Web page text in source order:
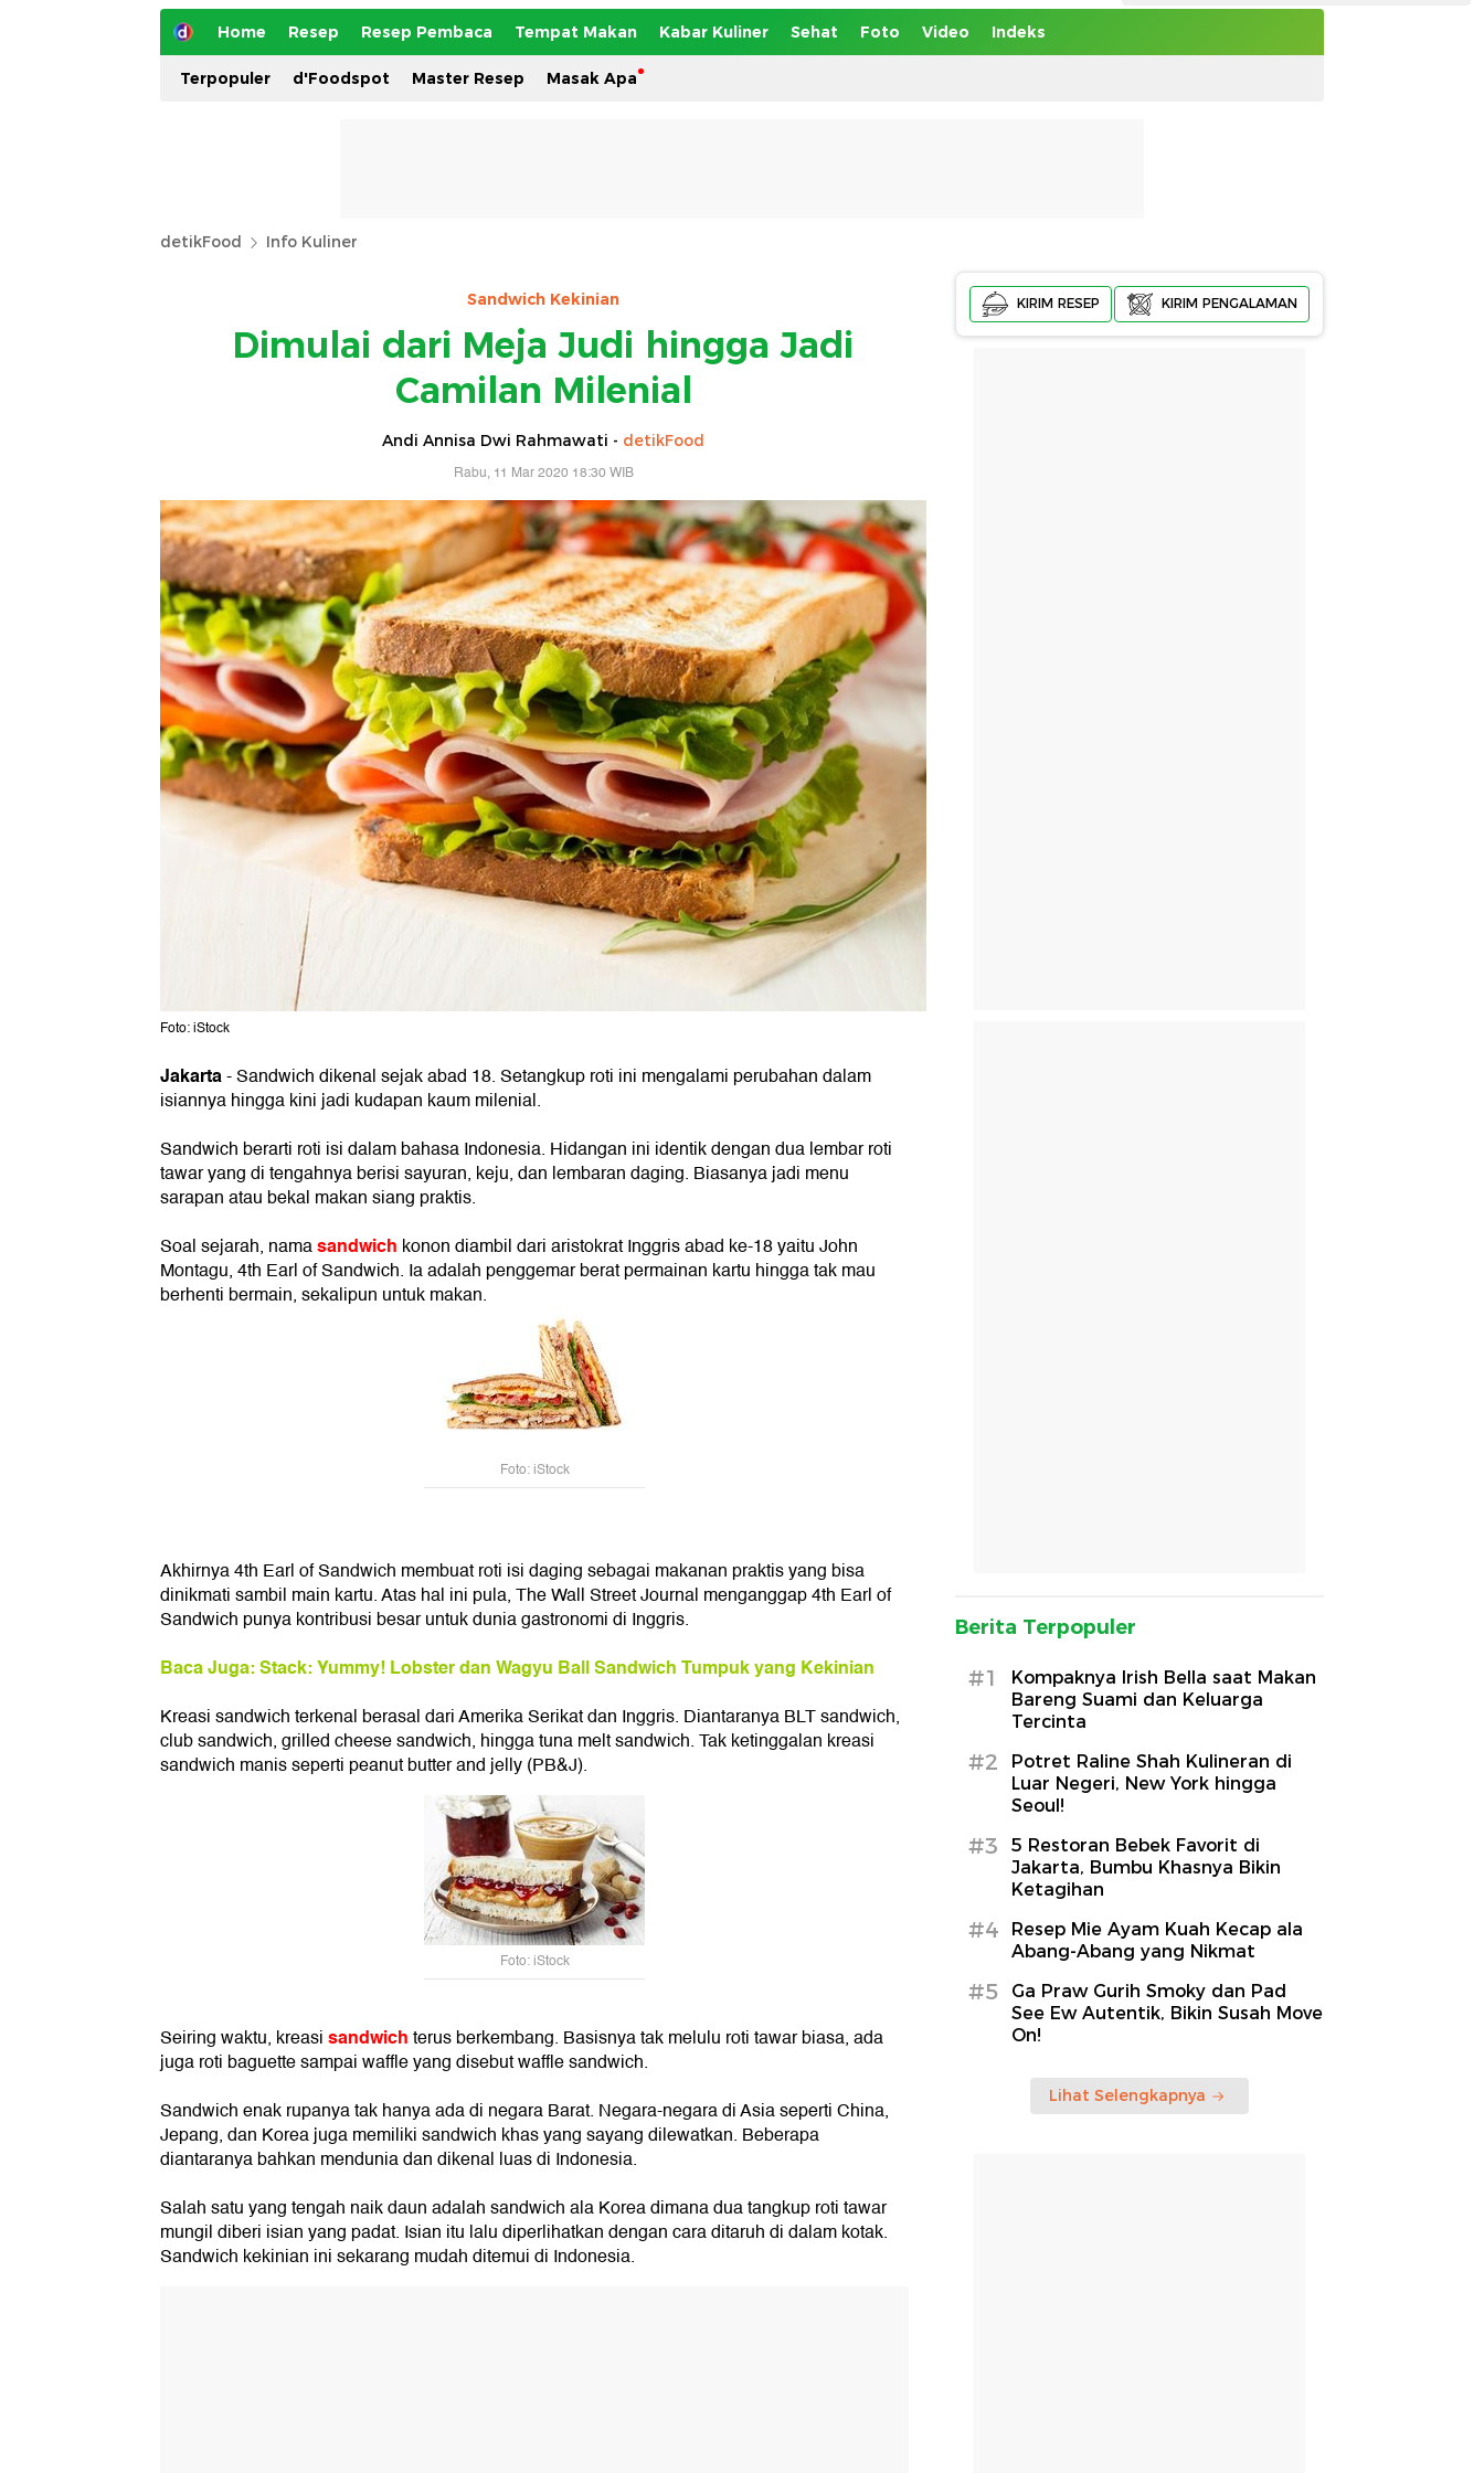
Home Resep Resep Pembaca Tempat Makan Kabar Kuliner Sehat Foto Video Indeks
Terpopuler d'Foodspot Master Resep Masak Apa
detikFood Info Kuliner
Sandwich Kekinian
Dimulai dari Meja Judi hingga Jadi
Camilan Milenial
Andi Annisa Dwi Rahmawati - detikFood
Rabu, 11 Mar 2020 18:30 WIB
Foto: iStock
Jakarta-Sandwich dikenal sejak abad 18. Setangkup roti ini mengalami perubahan dalam
isiannya hingga kini jadi kudapan kaum milenial.
Sandwich berarti roti isi dalam bahasa Indonesia. Hidangan ini identik dengan dua lembar roti
tawar yang di tengahnya berisi sayuran, keju, dan lembaran daging. Biasanya jadi menu
sarapan atau bekal makan siang praktis.
Soal sejarah, namasandwich konon diambil dari aristokrat Inggris abad ke-18 yaitu John
Montagu, 4th Earl of Sandwich. Ia adalah penggemar berat permainan kartu hingga tak mau
berhenti bermain, sekalipun untuk makan.
Foto: iStock
Akhirnya 4th Earl of Sandwich membuat roti isi daging sebagai makanan praktis yang bisa
dinikmati sambil main kartu. Atas hal ini pula, The Wall Street Journal menganggap 4th Earl of
Sandwich punya kontribusi besar untuk dunia gastronomi di Inggris.
Baca Juga: Stack: Yummy! Lobster dan Wagyu Ball Sandwich Tumpuk yang Kekinian
Kreasi sandwich terkenal berasal dari Amerika Serikat dan Inggris. Diantaranya BLT sandwich,
club sandwich, grilled cheese sandwich, hingga tuna melt sandwich. Tak ketinggalan kreasi
sandwich manis seperti peanut butter and jelly (PB&J).
Foto: iStock
Seiring waktu, kreasisandwichterus berkembang. Basisnya tak melulu roti tawar biasa, ada
juga roti baguette sampai waffle yang disebut waffle sandwich.
Sandwich enak rupanya tak hanya ada di negara Barat. Negara-negara di Asia seperti China,
Jepang, dan Korea juga memiliki sandwich khas yang sayang dilewatkan. Beberapa
diantaranya bahkan mendunia dan dikenal luas di Indonesia.
Salah satu yang tengah naik daun adalah sandwich ala Korea dimana dua tangkup roti tawar
mungil diberi isian yang padat. Isian itu lalu diperlihatkan dengan cara ditaruh di dalam kotak.
Sandwich kekinian ini sekarang mudah ditemui di Indonesia.
KIRIM RESEP KIRIM PENGALAMAN
Berita Terpopuler
#1
Kompaknya Irish Bella saat Makan
Bareng Suami dan Keluarga
Tercinta
#2
Potret Raline Shah Kulineran di
Luar Negeri, New York hingga
Seoul!
#3
5 Restoran Bebek Favorit di
Jakarta, Bumbu Khasnya Bikin
Ketagihan
#4
Resep Mie Ayam Kuah Kecap ala
Abang-Abang yang Nikmat
#5
Ga Praw Gurih Smoky dan Pad
See Ew Autentik, Bikin Susah Move
On!
Lihat Selengkapnya